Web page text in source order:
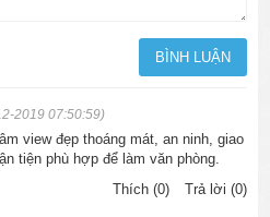
2019 07:50:59)
view đẹp thoáng mát, an ninh, giao
tiện phù hợp để làm văn phòng.
Thích (0)
Trả lời (0)